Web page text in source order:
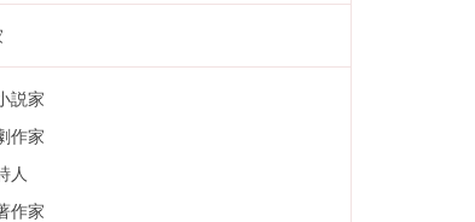
説家
作家
人
作家